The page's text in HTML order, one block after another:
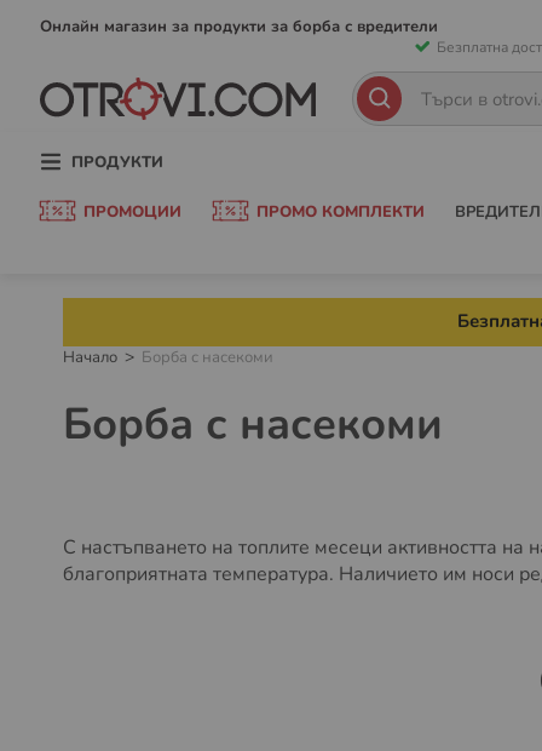
Онлайн магазин за продукти за борба с вредители
Безплатна
към
ТърсенеТърсене
ПРОДУКТИ
ПРОМОЦИИ ПРОМО КОМПЛЕКТИ
Начало Борба с насекоми
Борба с насекоми
С настъпването на топлите месеци активността
благоприятната температура. Наличието им носи